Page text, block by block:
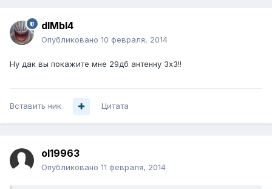
dIMbI4
Опубликовано 10 февраля, 2014
Ну дак вы покажите мне 29дб антенну 3х3!!
Вставить ник Цитата
ol19963
Опубликовано 11 февраля, 2014